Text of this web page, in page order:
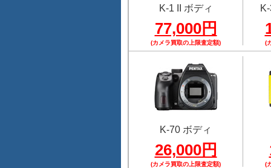
K-1 II ボディ
77,000円
(カメラ買取の上限査定額) (
K-70 ボディ
26,000円
(カメラ買取の上限査定額) (